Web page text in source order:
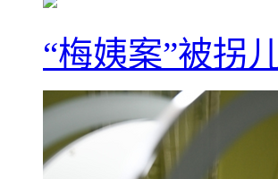
“梅姨案”被拐